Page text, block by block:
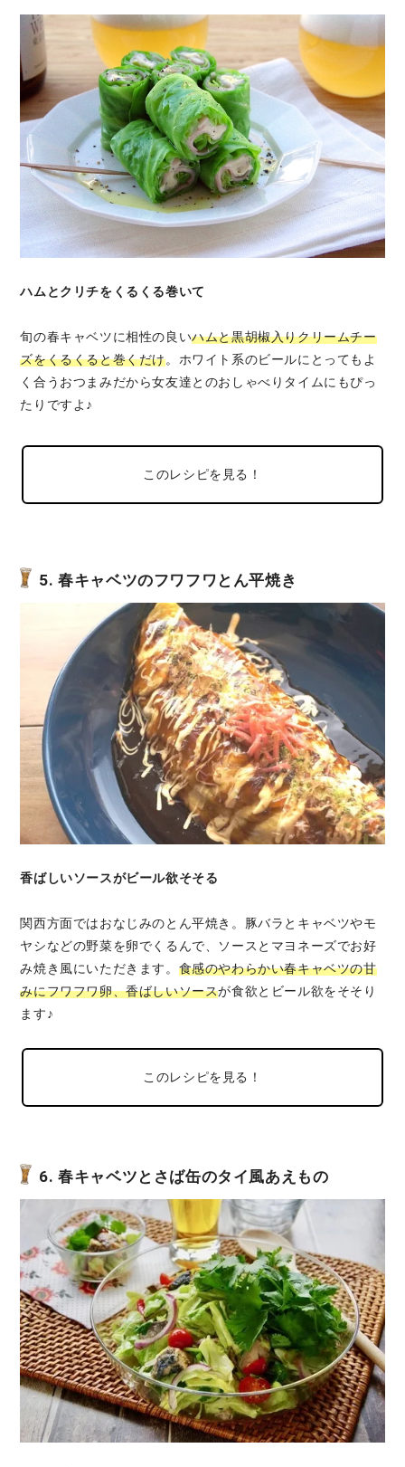
ハムとクリチをくるくる巻いて
旬の春キャベツに相性の良いハムと黒胡椒入りクリームチー
ズをくるくると巻くだけ。ホワイト系のビールにとってもよ
く合うおつまみだから女友達とのおしゃべりタイムにもぴっ
たりですよ♪
このレシピを見る！
5. 春キャベツのフワフワとん平焼き
香ばしいソースがビール欲そそる
関西方面ではおなじみのとん平焼き。豚バラとキャベツやモ
ヤシなどの野菜を卵でくるんで、ソースとマヨネーズでお好
み焼き風にいただきます。 食感のやわらかい春キャベツの甘
みにフワフワ卵、香ばしいソースが食欲とビール欲をそそり
ます♪
このレシピを見る！
6. 春キャベツとさば缶のタイ風あえもの